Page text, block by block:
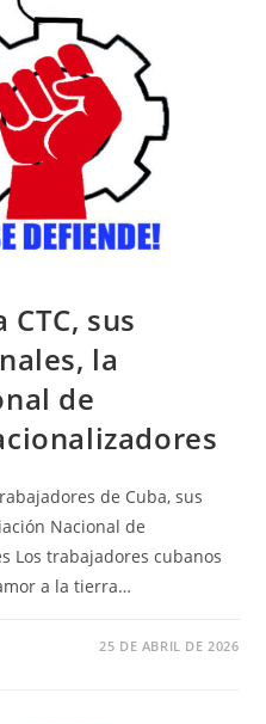
sus
la
de
de Cuba, sus
Nacional de
Los trabajadores cubanos
a la tierra…
25 DE ABRIL DE 2026